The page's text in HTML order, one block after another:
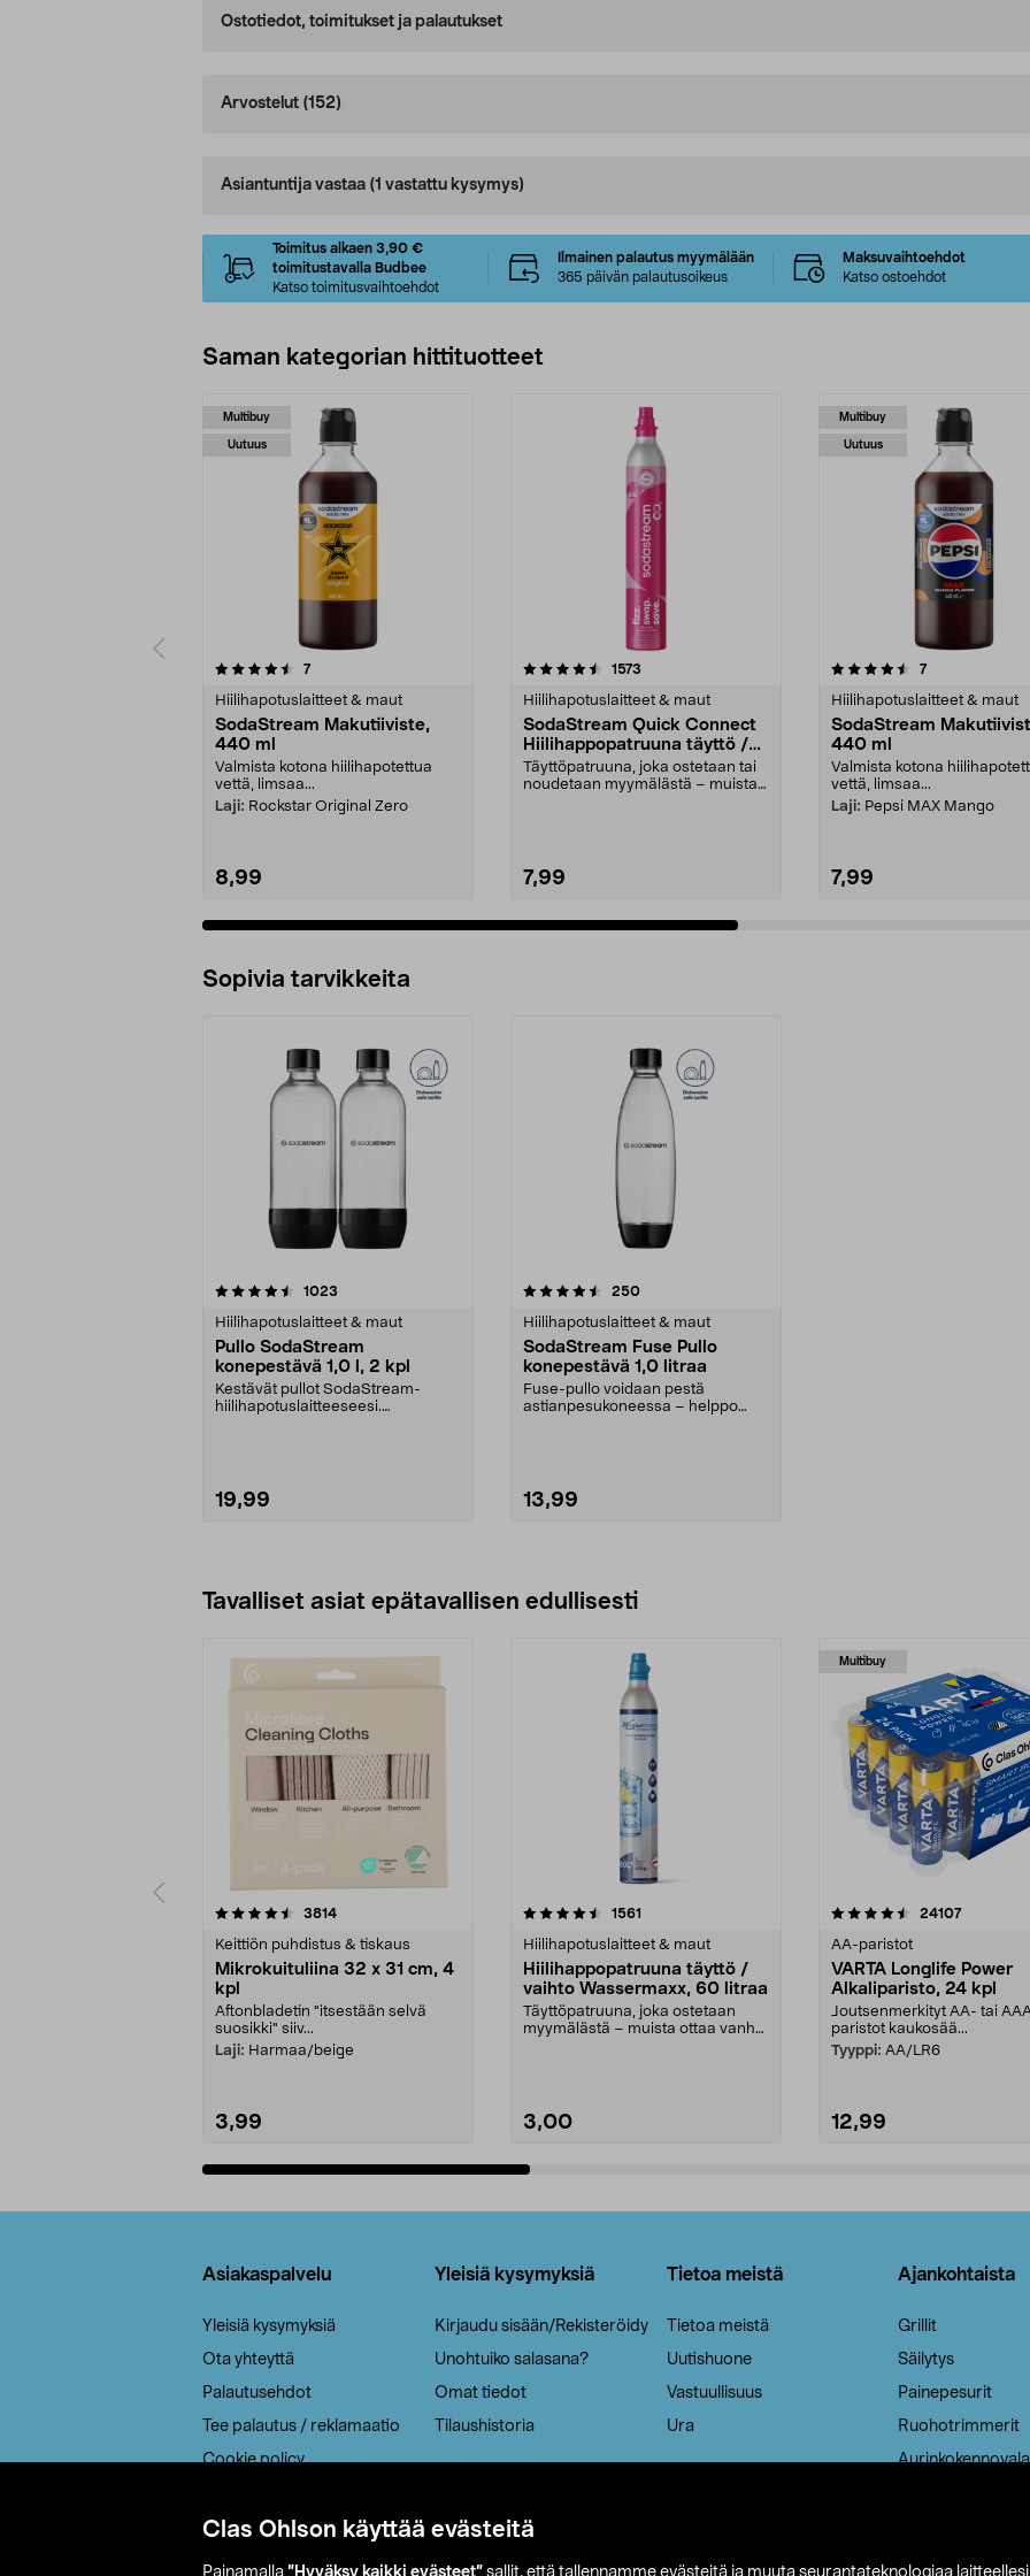
Clas Ohlson käyttää evästeitä
Painamalla ”Hyväksy kaikki evästeet” sallit, että tallennamme evästeitä ja muuta seurantateknologiaa laitteellesi
Ostotiedot, toimitukset ja palautukset
Arvostelut (152)
Asiantuntija vastaa (1 vastattu kysymys)
Toimitus alkaen 3,90 €
toimitustavalla Budbee
Katso toimitusvaihtoehdot
Ilmainen palautus myymälään
365 päivän palautusoikeus
Maksuvaihtoehdot
Katso ostoehdot
Saman kategorian hittituotteet
Multibuy
Uutuus
7arvostelut
Hiilihapotuslaitteet & maut
SodaStream Makutiiviste,
440 ml
Valmista kotona hiilihapotettua
vettä, limsaa...
Laji: Rockstar Original Zero
8,99
4.5 viidestä
1573
Hiilihapotuslaitteet & maut
SodaStream Quick Connect
Hiilihappopatruuna täyttö /
vaihto, 60 litraa
Täyttöpatruuna, joka ostetaan tai
noudetaan myymälästä – muista
7,99
Multibuy
Uutuus
4.5 viidestä
7arvostelut
Hiilihapotuslaitteet & maut
SodaStream
440 ml
Valmista kotona
vettä, limsaa...
Laji: Pepsi MAX Mango
7,99
4.5 viidestä
Sopivia tarvikkeita
1023
Hiilihapotuslaitteet & maut
Pullo SodaStream
konepestävä 1,0 l, 2 kpl
Kestävät pullot SodaStream-
hiilihapotuslaitteeseesi.
19,99
4.5viidestä
250arvostelut
Hiilihapotuslaitteet & maut
SodaStream Fuse Pullo
konepestävä 1,0 litraa
Fuse-pullo voidaan pestä
astianpesukoneessa – helppo
13,99
Tavalliset asiat epätavallisen edullisesti
3814arvostelut
Keittiön puhdistus & tiskaus
Mikrokuituliina 32 x 31 cm, 4
kpl
Aftonbladetin "itsestään selvä
suosikki" siiv...
Laji: Harmaa/beige
3,99
4.5viidestä
1561
Hiilihapotuslaitteet & maut
Hiilihappopatruuna täyttö /
vaihto Wassermaxx, 60 litraa
Täyttöpatruuna, joka ostetaan
myymälästä – muista ottaa vanha
3,00
Multibuy
4.5viidestä
24107arvostelut
AA-paristot
VARTA Longlife Power
Alkaliparisto, 24 kpl
Joutsenmerkityt AA- tai
paristot kaukosää...
Tyyppi: AA/LR6
12,99
4.5viidestä
Asiakaspalvelu
Yleisiä kysymyksiä
Ota yhteyttä
Palautusehdot
Tee palautus / reklamaatio
Cookie policy
Saavutettavuus
Yleisiä kysymyksiä
Kirjaudu sisään/Rekisteröidy
Unohtuiko salasana?
Omat tiedot
Tilaushistoria
Tietoa meistä
Tietoa meistä
Uutishuone
Vastuullisuus
Ura
Ajankohtaista
Grillit
Säilytys
Painepesurit
Ruohotrimmerit